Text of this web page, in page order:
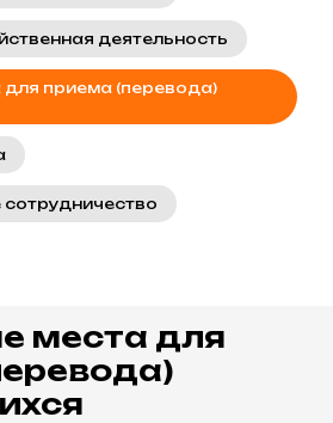
деятельность
приема (перевода)
места для